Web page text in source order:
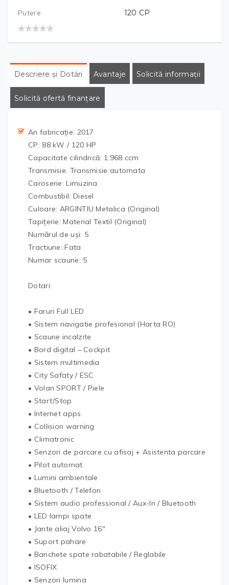
Putere
120 CP
Descriere și Dotări Avantaje Solicită informații
Solicită ofertă finanțare
An fabricație: 2017
CP: 88 kW / 120 HP
Capacitate cilindrică: 1.968 ccm
Transmisie: Transmisie automata
Caroserie: Limuzina
Combustibil: Diesel
Culoare: ARGINTIU Metalica (Original)
Tapițerie: Material Textil (Original)
Numărul de uși: 5
Tractiune: Fata
Numar scaune: 5
Dotari:
• Faruri Full LED
• Sistem navigatie profesional (Harta RO)
• Scaune incalzite
• Bord digital – Cockpit
• Sistem multimedia
• City Safaty / ESC
• Volan SPORT / Piele
• Start/Stop
• Internet apps
• Collision warning
• Climatronic
• Senzori de parcare cu afisaj + Asistenta parcare
• Pilot automat
• Lumini ambientale
• Bluetooth / Telefon
• Sistem audio professional / Aux-In / Bluetooth
• LED lampi spate
• Jante aliaj Volvo 16″
• Suport pahare
• Banchete spate rabatabile / Reglabile
• ISOFIX
• Senzori lumina